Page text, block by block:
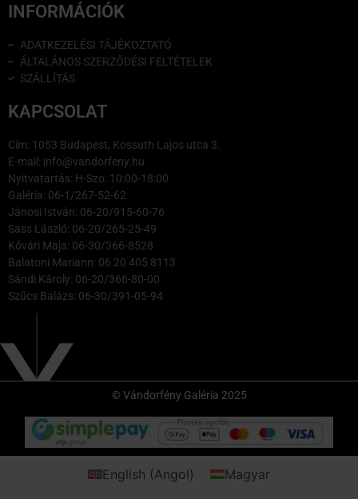
INFORMÁCIÓK
ADATKEZELÉSI TÁJÉKOZTATÓ
ÁLTALÁNOS SZERZŐDÉSI FELTÉTELEK
SZÁLLÍTÁS
KAPCSOLAT
Cím: 1053 Budapest, Kossuth Lajos utca 3.
E-mail: info@vandorfeny.hu
Nyitvatartás: H-Szo: 10:00-18:00
Galéria: 06-1/267-52-62
Jánosi István: 06-20/915-60-76
Sass László: 06-20/265-25-49
Kővári Maja: 06-30/366-8528
Balatoni Mariann: 06 20 405 8113
Sándi Károly: 06-20/366-80-00
Szűcs Balázs: 06-30/391-05-94
© Vándorfény Galéria 2025
English (Angol) Magyar